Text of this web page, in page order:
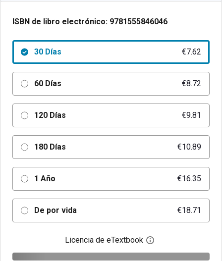
ISBN de libro electrónico: 9781555846046
30 Días €7.62
60 Días €8.72
120 Días €9.81
180 Días €10.89
1 Año €16.35
De por vida €18.71
Licencia de eTextbook Abre el cuadro de